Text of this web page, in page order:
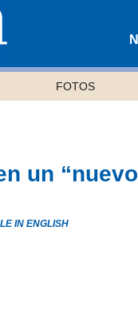
FOTOS
un “nuevo
IN ENGLISH